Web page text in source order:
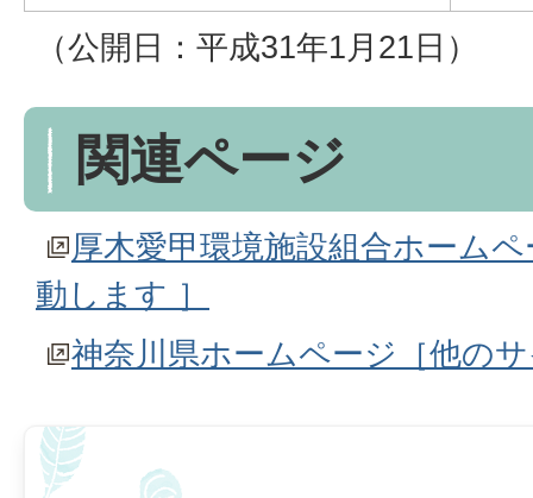
（公開日：平成31年1月21日）
関連ページ
厚木愛甲環境施設組合ホーム
動します ］
神奈川県ホームページ［他の